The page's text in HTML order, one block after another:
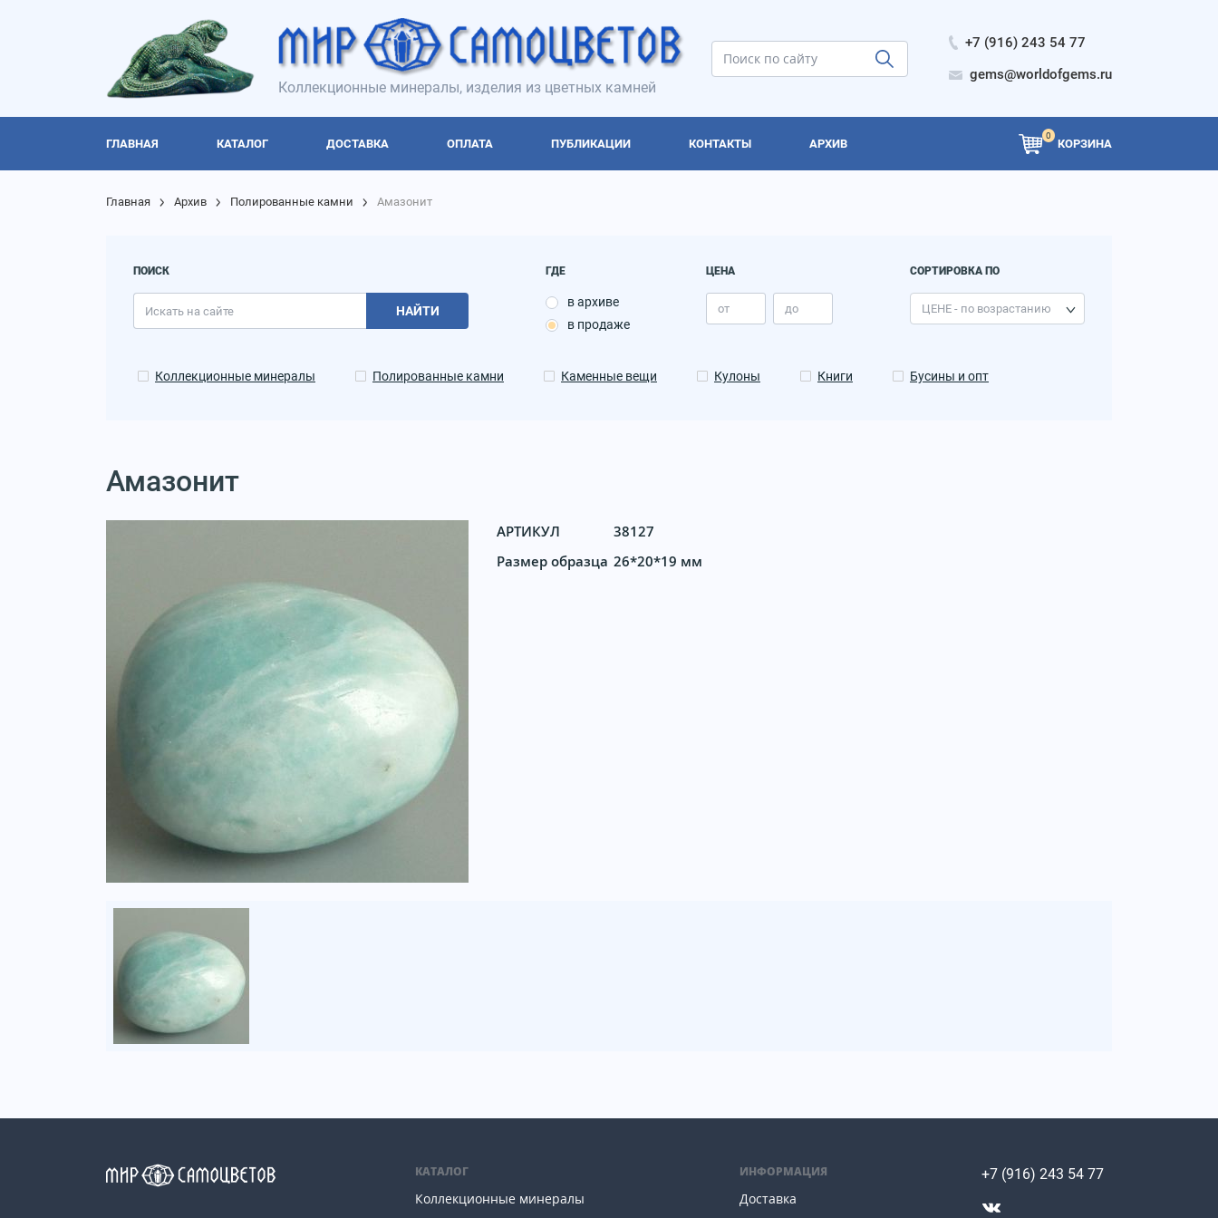
Коллекционные минералы, изделия из цветных камней
+7 (916) 243 54 77
gems@worldofgems.ru
ГЛАВНАЯ КАТАЛОГ ДОСТАВКА ОПЛАТА ПУБЛИКАЦИИ КОНТАКТЫ АРХИВ
0
КОРЗИНА
Главная Архив Полированные камни Амазонит
ПОИСК
НАЙТИ
ГДЕ
в архиве
в продаже
ЦЕНА СОРТИРОВКА ПО
Коллекционные минералы Полированные камни Каменные вещи Кулоны Книги Бусины и опт
Амазонит
АРТИКУЛ
38127
Размер образца 26*20*19 мм
КАТАЛОГ
Коллекционные минералы
ИНФОРМАЦИЯ
Доставка
+7 (916) 243 54 77